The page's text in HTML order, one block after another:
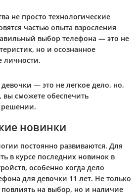
не просто технологические
частью опыта взросления
выбор телефона — это не
но и осознанное
личности.
— это не легкое дело, но,
вы сможете обеспечить
решении.
новинки
постоянно развиваются. Для
в курсе последних новинок в
особенно когда дело
для девочки 11 лет. Не только
на выбор, но и наличие